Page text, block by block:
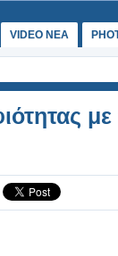
VIDEO NEA